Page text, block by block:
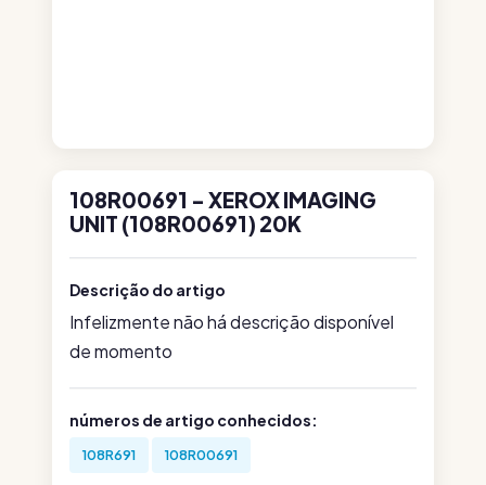
108R00691 - XEROX IMAGING
UNIT (108R00691) 20K
Descrição do artigo
Infelizmente não há descrição disponível
de momento
números de artigo conhecidos:
108R691 108R00691